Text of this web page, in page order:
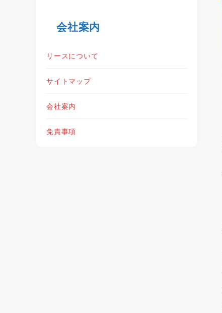
会社案内
リースについて
サイトマップ
会社案内
免責事項